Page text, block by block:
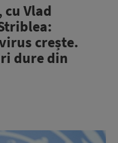
Vlad
crește.
dure din